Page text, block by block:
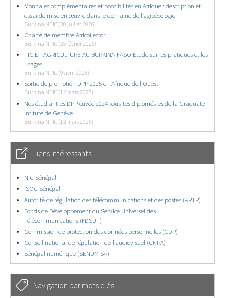
Monnaies complémentaires et possibilités en Afrique : description et
essai de mise en œuvre dans le domaine de l’agroécologie
Burkina NTIC (30 juillet 2026)
Charte de membre Africollector
Burkina NTIC (25 février 2026)
TIC ET AGRICULTURE AU BURKINA FASO Étude sur les pratiques et les
usages
Burkina NTIC (9 avril 2025)
Sortie de promotion DPP 2025 en Afrique de l’Ouest
Burkina NTIC (12 mars 2025)
Nos étudiant-es DPP cuvée 2024 tous-tes diplomés-es de la Graduate
Intitute de Genève
Burkina NTIC (12 mars 2025)
Liens intéressants
NIC Sénégal
ISOC Sénégal
Autorité de régulation des télécommunications et des postes (ARTP)
Fonds de Développement du Service Universel des
Télécommunications (FDSUT)
Commission de protection des données personnelles (CDP)
Conseil national de régulation de l’audiovisuel (CNRA)
Sénégal numérique (SENUM SA)
Navigation par mots clés